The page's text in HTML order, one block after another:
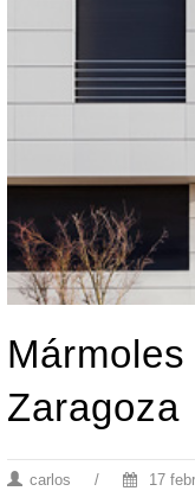
Zaragoza
carlos / 17